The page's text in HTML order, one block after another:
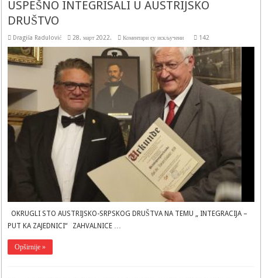
USPEŠNO INTEGRISALI U AUSTRIJSKO
DRUŠTVO
Dragiša Radulović 28. март 2022. Коментари су искљученина
STO
AUSTRIJSKO-
SRPSKOG
DRUŠTVA
NA
TEMU
„
INTEGRACIJA
–
VIĐENIM
SRBIMA
KOJI
SU
SE
USPEŠNO
INTEGRISALI
U
AUSTRIJSKO
142
OKRUGLI STO AUSTRIJSKO-SRPSKOG DRUŠTVA NA TEMU „ INTEGRACIJA –
PUT KA ZAJEDNICI“ ZAHVALNICE …
Opširnije »